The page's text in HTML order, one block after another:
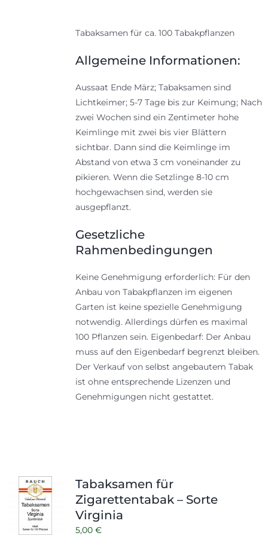
Tabaksamen für ca. 100 Tabakpflanzen
Allgemeine Informationen:
Aussaat Ende März; Tabaksamen sind
Lichtkeimer; 5-7 Tage bis zur Keimung; Nach
zwei Wochen sind ein Zentimeter hohe
Keimlinge mit zwei bis vier Blättern
sichtbar. Dann sind die Keimlinge im
Abstand von etwa 3 cm voneinander zu
pikieren. Wenn die Setzlinge 8-10 cm
hochgewachsen sind, werden sie
ausgepflanzt.
Gesetzliche
Rahmenbedingungen
Keine Genehmigung erforderlich: Für den
Anbau von Tabakpflanzen im eigenen
Garten ist keine spezielle Genehmigung
notwendig. Allerdings dürfen es maximal
100 Pflanzen sein. Eigenbedarf: Der Anbau
muss auf den Eigenbedarf begrenzt bleiben.
Der Verkauf von selbst angebautem Tabak
ist ohne entsprechende Lizenzen und
Genehmigungen nicht gestattet.
Tabaksamen für
Zigarettentabak – Sorte
Virginia
5,00 €